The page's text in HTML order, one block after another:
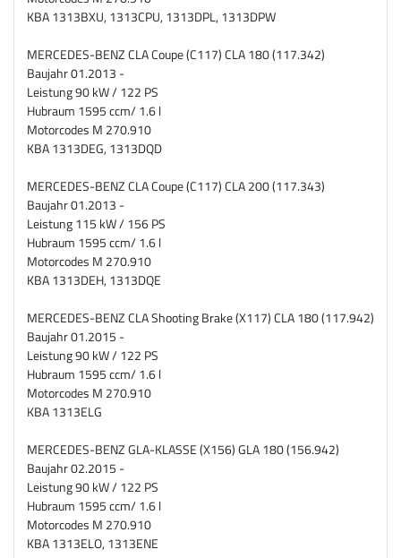
KBA 1313BXU, 1313CPU, 1313DPL, 1313DPW
MERCEDES-BENZ CLA Coupe (C117) CLA 180 (117.342)
Baujahr 01.2013 -
Leistung 90 kW / 122 PS
Hubraum 1595 ccm/ 1.6 l
Motorcodes M 270.910
KBA 1313DEG, 1313DQD
MERCEDES-BENZ CLA Coupe (C117) CLA 200 (117.343)
Baujahr 01.2013 -
Leistung 115 kW / 156 PS
Hubraum 1595 ccm/ 1.6 l
Motorcodes M 270.910
KBA 1313DEH, 1313DQE
MERCEDES-BENZ CLA Shooting Brake (X117) CLA 180 (117.942)
Baujahr 01.2015 -
Leistung 90 kW / 122 PS
Hubraum 1595 ccm/ 1.6 l
Motorcodes M 270.910
KBA 1313ELG
MERCEDES-BENZ GLA-KLASSE (X156) GLA 180 (156.942)
Baujahr 02.2015 -
Leistung 90 kW / 122 PS
Hubraum 1595 ccm/ 1.6 l
Motorcodes M 270.910
KBA 1313ELO, 1313ENE